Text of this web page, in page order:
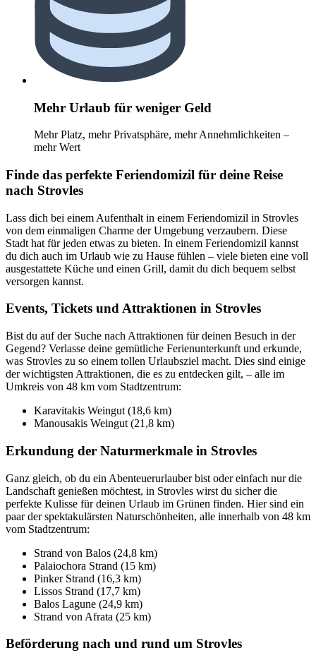
Mehr Urlaub für weniger Geld
Mehr Platz, mehr Privatsphäre, mehr Annehmlichkeiten –
mehr Wert
Finde das perfekte Feriendomizil für deine Reise
nach Strovles
Lass dich bei einem Aufenthalt in einem Feriendomizil in Strovles
von dem einmaligen Charme der Umgebung verzaubern. Diese
Stadt hat für jeden etwas zu bieten. In einem Feriendomizil kannst
du dich auch im Urlaub wie zu Hause fühlen – viele bieten eine voll
ausgestattete Küche und einen Grill, damit du dich bequem selbst
versorgen kannst.
Events, Tickets und Attraktionen in Strovles
Bist du auf der Suche nach Attraktionen für deinen Besuch in der
Gegend? Verlasse deine gemütliche Ferienunterkunft und erkunde,
was Strovles zu so einem tollen Urlaubsziel macht. Dies sind einige
der wichtigsten Attraktionen, die es zu entdecken gilt, – alle im
Umkreis von 48 km vom Stadtzentrum:
Karavitakis Weingut (18,6 km)
Manousakis Weingut (21,8 km)
Erkundung der Naturmerkmale in Strovles
Ganz gleich, ob du ein Abenteuerurlauber bist oder einfach nur die
Landschaft genießen möchtest, in Strovles wirst du sicher die
perfekte Kulisse für deinen Urlaub im Grünen finden. Hier sind ein
paar der spektakulärsten Naturschönheiten, alle innerhalb von 48 km
vom Stadtzentrum:
Strand von Balos (24,8 km)
Palaiochora Strand (15 km)
Pinker Strand (16,3 km)
Lissos Strand (17,7 km)
Balos Lagune (24,9 km)
Strand von Afrata (25 km)
Beförderung nach und rund um Strovles